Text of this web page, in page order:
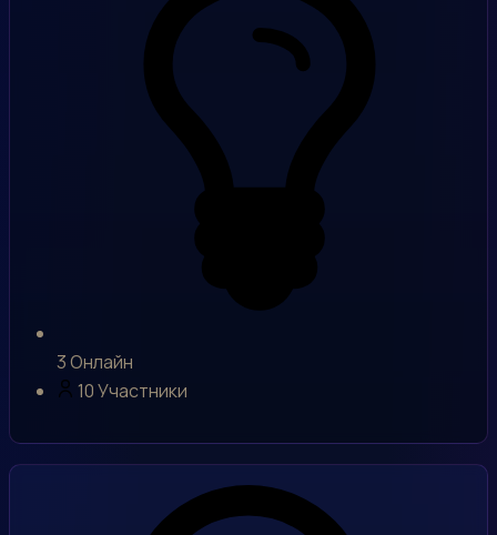
3Онлайн
10Участники